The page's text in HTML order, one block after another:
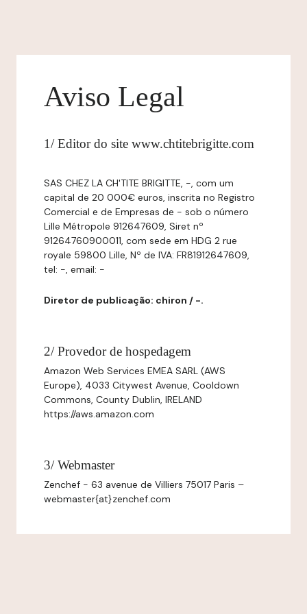
Aviso Legal
1/ Editor do site www.chtitebrigitte.com
SAS CHEZ LA CH'TITE BRIGITTE, -, com um
capital de 20 000€ euros, inscrita no Registro
Comercial e de Empresas de - sob o número
Lille Métropole 912647609, Siret nº
91264760900011, com sede em HDG 2 rue
royale 59800 Lille, Nº de IVA: FR81912647609,
tel: -, email: -
Diretor de publicação: chiron / -.
2/ Provedor de hospedagem
Amazon Web Services EMEA SARL (AWS
Europe), 4033 Citywest Avenue, Cooldown
Commons, County Dublin, IRELAND
https://aws.amazon.com
3/ Webmaster
Zenchef - 63 avenue de Villiers 75017 Paris –
webmaster{at}zenchef.com